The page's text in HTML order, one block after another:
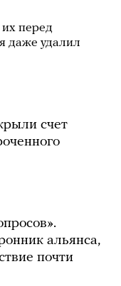
перед
даже удалил
счет
альянса,
почти